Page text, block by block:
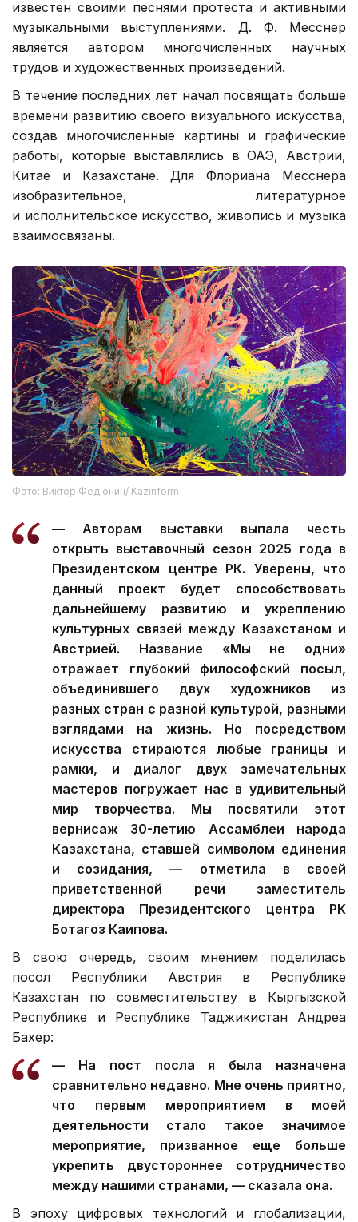
известен своими песнями протеста и активными
музыкальными выступлениями. Д. Ф. Месснер
является автором многочисленных научных
трудов и художественных произведений.
В течение последних лет начал посвящать больше
времени развитию своего визуального искусства,
создав многочисленные картины и графические
работы, которые выставлялись в ОАЭ, Австрии,
Китае и Казахстане. Для Флориана Месснера
изобразительное, литературное
и исполнительское искусство, живопись и музыка
взаимосвязаны.
Фото: Виктор Федюнин/ Kazinform
— Авторам выставки выпала честь
открыть выставочный сезон 2025 года в
Президентском центре РК. Уверены, что
данный проект будет способствовать
дальнейшему развитию и укреплению
культурных связей между Казахстаном и
Австрией. Название «Мы не одни»
отражает глубокий философский посыл,
объединившего двух художников из
разных стран с разной культурой, разными
взглядами на жизнь. Но посредством
искусства стираются любые границы и
рамки, и диалог двух замечательных
мастеров погружает нас в удивительный
мир творчества. Мы посвятили этот
вернисаж 30-летию Ассамблеи народа
Казахстана, ставшей символом единения
и созидания, — отметила в своей
приветственной речи заместитель
директора Президентского центра РК
Ботагоз Каипова.
В свою очередь, своим мнением поделилась
посол Республики Австрия в Республике
Казахстан по совместительству в Кыргызской
Республике и Республике Таджикистан Андреа
Бахер:
— На пост посла я была назначена
сравнительно недавно. Мне очень приятно,
что первым мероприятием в моей
деятельности стало такое значимое
мероприятие, призванное еще больше
укрепить двустороннее сотрудничество
между нашими странами, — сказала она.
В эпоху цифровых технологий и глобализации,